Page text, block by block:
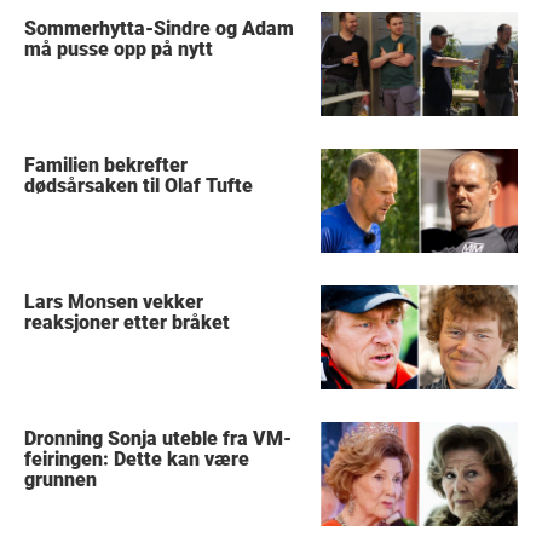
Sommerhytta-Sindre og Adam
må pusse opp på nytt
Familien bekrefter
dødsårsaken til Olaf Tufte
Lars Monsen vekker
reaksjoner etter bråket
Dronning Sonja uteble fra VM-
feiringen: Dette kan være
grunnen